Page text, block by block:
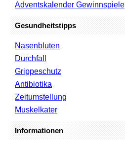
Adventskalender Gewinnspiele
Gesundheitstipps
Nasenbluten
Durchfall
Grippeschutz
Antibiotika
Zeitumstellung
Muskelkater
Informationen